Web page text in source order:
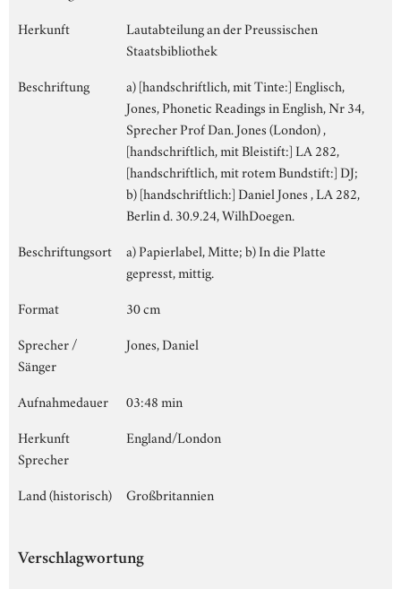
Herkunft
Lautabteilung an der Preussischen
Staatsbibliothek
Beschriftung
a) [handschriftlich, mit Tinte:] Englisch,
Jones, Phonetic Readings in English, Nr 34,
Sprecher Prof Dan. Jones (London) ,
[handschriftlich, mit Bleistift:] LA 282,
[handschriftlich, mit rotem Bundstift:] DJ;
b) [handschriftlich:] Daniel Jones , LA 282,
Berlin d. 30.9.24, WilhDoegen.
Beschriftungsort
a) Papierlabel, Mitte; b) In die Platte
gepresst, mittig.
Format
30 cm
Sprecher /
Sänger
Jones, Daniel
Aufnahmedauer
03:48 min
Herkunft
Sprecher
England/London
Land (historisch) Großbritannien
Verschlagwortung